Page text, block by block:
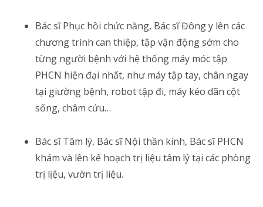
Bác sĩ Phục hồi chức năng, Bác sĩ Đông y lên các
chương trình can thiệp, tập vận động sớm cho
từng người bệnh với hệ thống máy móc tập
PHCN hiện đại nhất, như máy tập tay, chân ngay
tại giường bệnh, robot tập đi, máy kéo dãn cột
sống, châm cứu…
Bác sĩ Tâm lý, Bác sĩ Nội thần kinh, Bác sĩ PHCN
khám và lên kế hoạch trị liệu tâm lý tại các phòng
trị lịệu, vườn trị liệu.